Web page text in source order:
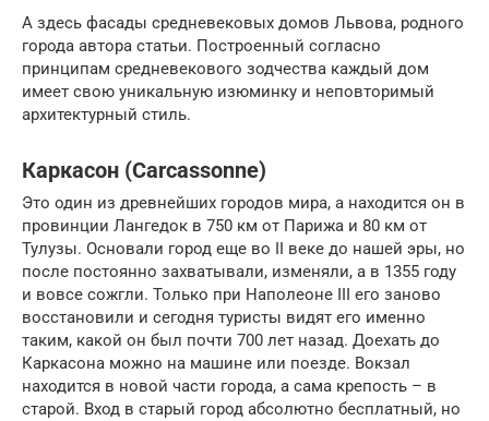
А здесь фасады средневековых домов Львова, родного
города автора статьи. Построенный согласно
принципам средневекового зодчества каждый дом
имеет свою уникальную изюминку и неповторимый
архитектурный стиль.
Каркасон (Carcassonne)
Это один из древнейших городов мира, а находится он в
провинции Лангедок в 750 км от Парижа и 80 км от
Тулузы. Основали город еще во II веке до нашей эры, но
после постоянно захватывали, изменяли, а в 1355 году
и вовсе сожгли. Только при Наполеоне III его заново
восстановили и сегодня туристы видят его именно
таким, какой он был почти 700 лет назад. Доехать до
Каркасона можно на машине или поезде. Вокзал
находится в новой части города, а сама крепость – в
старой. Вход в старый город абсолютно бесплатный, но